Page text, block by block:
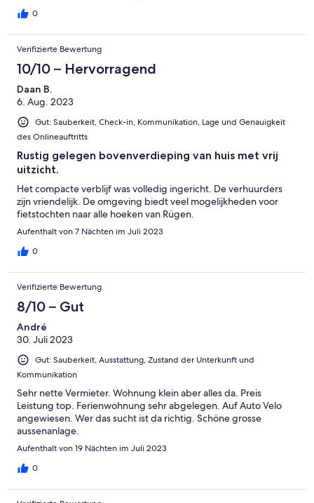
0
Verifizierte Bewertung
10/10 – Hervorragend
Daan B.
6. Aug. 2023
Gut: Sauberkeit, Check-in, Kommunikation, Lage und Genauigkeit
des Onlineauftritts
Rustig gelegen bovenverdieping van huis met vrij
uitzicht.
Het compacte verblijf was volledig ingericht. De verhuurders
zijn vriendelijk. De omgeving biedt veel mogelijkheden voor
fietstochten naar alle hoeken van Rügen.
Aufenthalt von 7 Nächten im Juli 2023
0
Verifizierte Bewertung
8/10 – Gut
André
30. Juli 2023
Gut: Sauberkeit, Ausstattung, Zustand der Unterkunft und
Kommunikation
Sehr nette Vermieter. Wohnung klein aber alles da. Preis
Leistung top. Ferienwohnung sehr abgelegen. Auf Auto Velo
angewiesen. Wer das sucht ist da richtig. Schöne grosse
aussenanlage.
Aufenthalt von 19 Nächten im Juli 2023
0